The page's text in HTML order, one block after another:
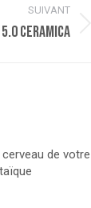
SUIVANT
Ceramica
de votre